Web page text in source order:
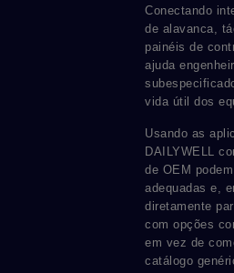
Conectando
de alavanca,
painéis de
ajuda
vida útil dos
Usando as
DAILYWELL
de OEM
adequadas e,
diretamente
com opções
em vez de
catálogo